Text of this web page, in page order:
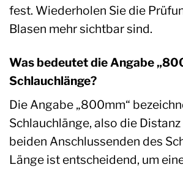
fest. Wiederholen Sie die
Blasen mehr sichtbar sind.
Was bedeutet die Angabe
Schlauchlänge?
Die Angabe „800mm“
Schlauchlänge, also die
beiden Anschlussenden des
Länge ist entscheidend, um